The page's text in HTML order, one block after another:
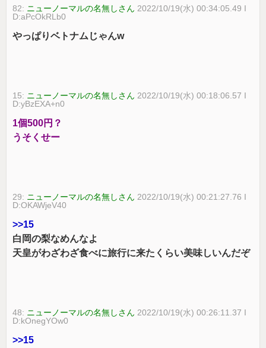
82: ニューノーマルの名無しさん 2022/10/19(水) 00:34:05.49 I
D:aPcOkRLb0
やっぱりベトナムじゃんw
15: ニューノーマルの名無しさん 2022/10/19(水) 00:18:06.57 I
D:yBzEXA+n0
1個500円？
うそくせー
29: ニューノーマルの名無しさん 2022/10/19(水) 00:21:27.76 I
D:OKAWjeV40
>>15
白岡の梨なめんなよ
天皇がわざわざ食べに旅行に来たくらい美味しいんだぞ
48: ニューノーマルの名無しさん 2022/10/19(水) 00:26:11.37 I
D:kOnegYOw0
>>15